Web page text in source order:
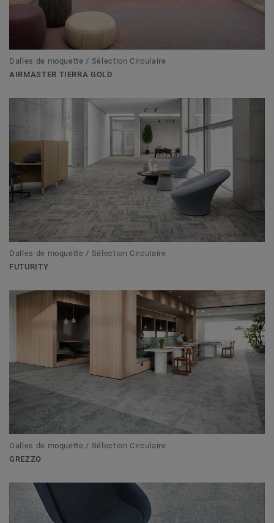
Dalles de moquette / Sélection Circulaire
AIRMASTER TIERRA GOLD
Dalles de moquette / Sélection Circulaire
FUTURITY
Dalles de moquette / Sélection Circulaire
GREZZO